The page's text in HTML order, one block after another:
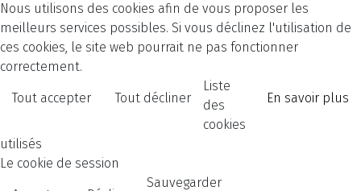
Nous utilisons des cookies afin de vous proposer les
meilleurs services possibles. Si vous déclinez l'utilisation de
ces cookies, le site web pourrait ne pas fonctionner
correctement.
Tout accepter Tout décliner En savoir plus
Liste
des
cookies
utilisés
Le cookie de session
Sauvegarder